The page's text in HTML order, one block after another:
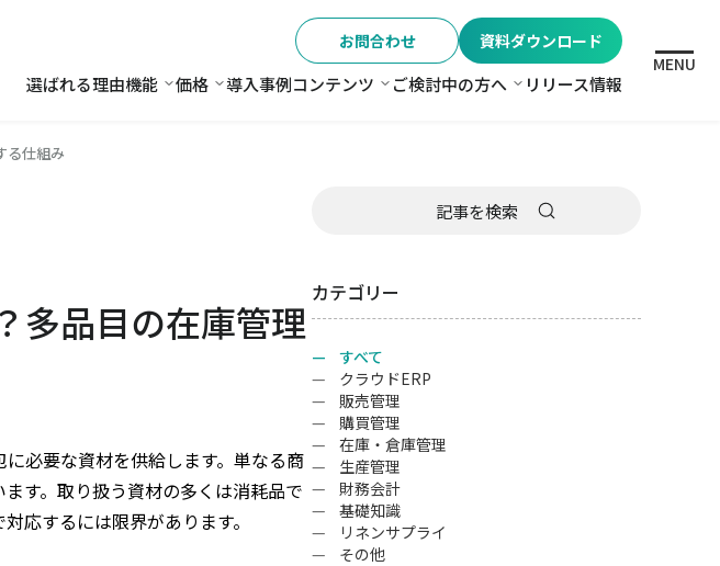
お問合わせ 資料ダウンロード
選ばれる理由機能 機能
価格 価格
導入事例コンテンツ コンテンツ
ご検討中の方へ ご検討中の方へ
リリース情報
MENU
る仕組み
多品目の在庫管理
必要な資材を供給します。単なる商
す。取り扱う資材の多くは消耗品で
応するには限界があります。
カテゴリー
すべて
クラウドERP
販売管理
購買管理
在庫・倉庫管理
生産管理
財務会計
基礎知識
リネンサプライ
その他